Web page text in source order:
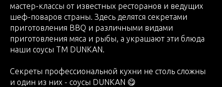
мастер-классы от известных ресторанов и ведущих
шеф-поваров страны. Здесь делятся секретами
приготовления BBQ и различными видами
приготовления мяса и рыбы, а украшают эти блюда
наши соусы ТМ DUNKAN.
Секреты профессиональной кухни не столь сложны
и один из них - соусы DUNKAN 😋